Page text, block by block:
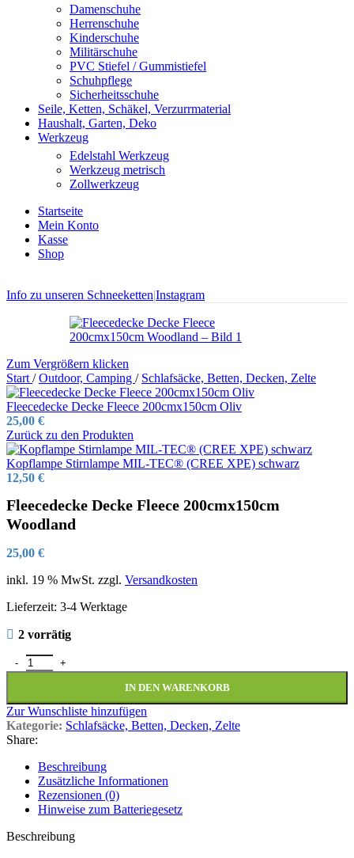
Damenschuhe
Herrenschuhe
Kinderschuhe
Militärschuhe
PVC Stiefel / Gummistiefel
Schuhpflege
Sicherheitsschuhe
Seile, Ketten, Schäkel, Verzurrmaterial
Haushalt, Garten, Deko
Werkzeug
Edelstahl Werkzeug
Werkzeug metrisch
Zollwerkzeug
Startseite
Mein Konto
Kasse
Shop
Info zu unseren Schneeketten|Instagram
Zum Vergrößern klicken
Start / Outdoor, Camping / Schlafsäcke, Betten, Decken, Zelte
Fleecedecke Decke Fleece 200cmx150cm Oliv
25,00 €
Zurück zu den Produkten
Kopflampe Stirnlampe MIL-TEC® (CREE XPE) schwarz
12,50 €
Fleecedecke Decke Fleece 200cmx150cm
Woodland
25,00 €
inkl. 19 % MwSt. zzgl. Versandkosten
Lieferzeit: 3-4 Werktage
2 vorrätig
Fleecedecke Decke Fleece 200cmx150cm Woodland Menge
IN DEN WARENKORB
Zur Wunschliste hinzufügen
Kategorie: Schlafsäcke, Betten, Decken, Zelte
Share:
Beschreibung
Zusätzliche Informationen
Rezensionen (0)
Hinweise zum Batteriegesetz
Beschreibung